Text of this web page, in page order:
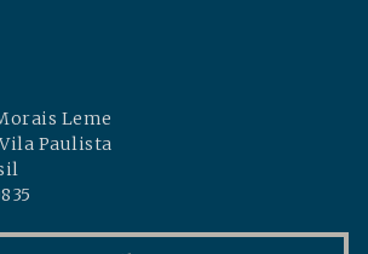
Leme
Vila Paulista